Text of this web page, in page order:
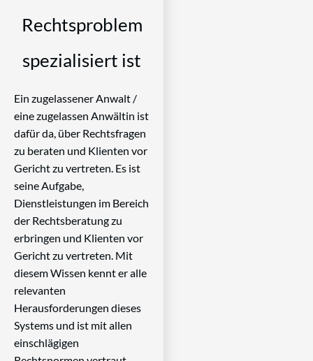
Rechtsproblem
spezialisiert ist
Ein zugelassener Anwalt /
eine zugelassen Anwältin ist
dafür da, über Rechtsfragen
zu beraten und Klienten vor
Gericht zu vertreten. Es ist
seine Aufgabe,
Dienstleistungen im Bereich
der Rechtsberatung zu
erbringen und Klienten vor
Gericht zu vertreten. Mit
diesem Wissen kennt er alle
relevanten
Herausforderungen dieses
Systems und ist mit allen
einschlägigen